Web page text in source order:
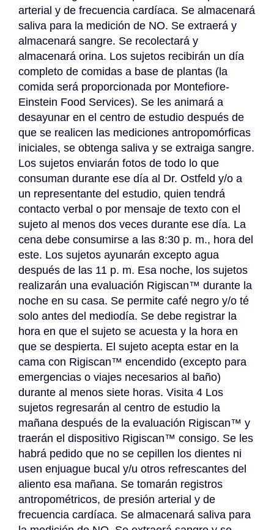
arterial y de frecuencia cardíaca. Se almacenará
saliva para la medición de NO. Se extraerá y
almacenará sangre. Se recolectará y
almacenará orina. Los sujetos recibirán un día
completo de comidas a base de plantas (la
comida será proporcionada por Montefiore-
Einstein Food Services). Se les animará a
desayunar en el centro de estudio después de
que se realicen las mediciones antropomórficas
iniciales, se obtenga saliva y se extraiga sangre.
Los sujetos enviarán fotos de todo lo que
consuman durante ese día al Dr. Ostfeld y/o a
un representante del estudio, quien tendrá
contacto verbal o por mensaje de texto con el
sujeto al menos dos veces durante ese día. La
cena debe consumirse a las 8:30 p. m., hora del
este. Los sujetos ayunarán excepto agua
después de las 11 p. m. Esa noche, los sujetos
realizarán una evaluación Rigiscan™ durante la
noche en su casa. Se permite café negro y/o té
solo antes del mediodía. Se debe registrar la
hora en que el sujeto se acuesta y la hora en
que se despierta. El sujeto acepta estar en la
cama con Rigiscan™ encendido (excepto para
emergencias o viajes necesarios al baño)
durante al menos siete horas. Visita 4 Los
sujetos regresarán al centro de estudio la
mañana después de la evaluación Rigiscan™ y
traerán el dispositivo Rigiscan™ consigo. Se les
habrá pedido que no se cepillen los dientes ni
usen enjuague bucal y/u otros refrescantes del
aliento esa mañana. Se tomarán registros
antropométricos, de presión arterial y de
frecuencia cardíaca. Se almacenará saliva para